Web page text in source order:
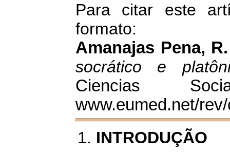
Para citar este
formato:
Amanajas Pena,
socrático e
Ciencias
www.eumed.net/
INTRODUÇÃO